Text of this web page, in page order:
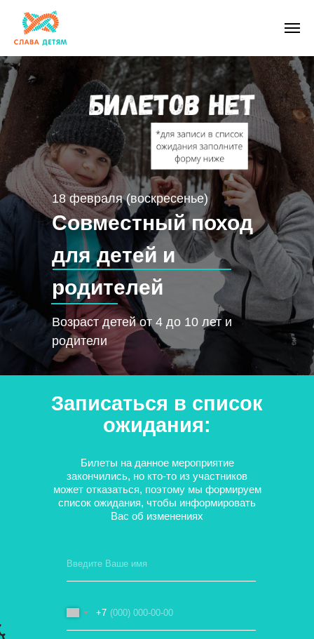
Совместный поход
для детей и
родителей
18 февраля (воскресенье)
Возраст детей от 4 до 10 лет и
родители
+7
Записаться в список
ожидания:
Билеты на данное мероприятие
закончились, но кто-то из участников
может отказаться, поэтому мы формируем
список ожидания, чтобы информировать
Вас об изменениях